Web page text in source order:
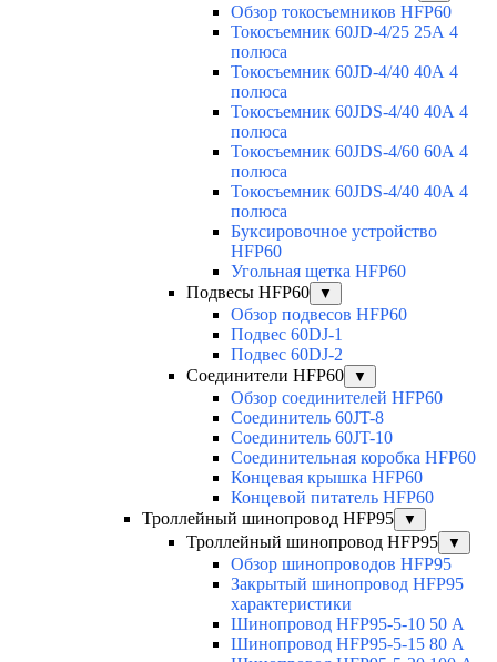
Обзор токосъемников HFP60
Токосъемник 60JD-4/25 25А 4
полюса
Токосъемник 60JD-4/40 40А 4
полюса
Токосъемник 60JDS-4/40 40А 4
полюса
Токосъемник 60JDS-4/60 60А 4
полюса
Токосъемник 60JDS-4/40 40А 4
полюса
Буксировочное устройство
HFP60
Угольная щетка HFP60
Подвесы HFP60
▼
Обзор подвесов HFP60
Подвес 60DJ-1
Подвес 60DJ-2
Соединители HFP60
▼
Обзор соединителей HFP60
Соединитель 60JT-8
Соединитель 60JT-10
Соединительная коробка HFP60
Концевая крышка HFP60
Концевой питатель HFP60
Троллейный шинопровод HFP95
▼
Троллейный шинопровод HFP95 ▼
Обзор шинопроводов HFP95
Закрытый шинопровод HFP95
характеристики
Шинопровод HFP95-5-10 50 А
Шинопровод HFP95-5-15 80 А